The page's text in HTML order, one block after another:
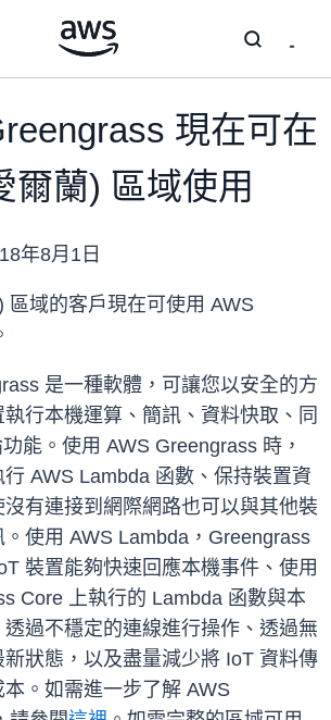
現在可在
爾蘭) 區域使用
年8月1日
區域的客戶現在可使用 AWS
是一種軟體，可讓您以安全的方
行本機運算、簡訊、資料快取、同
能。使用 AWS Greengrass 時，
AWS Lambda 函數、保持裝置資
有連接到網際網路也可以與其他裝
使用 AWS Lambda，Greengrass
裝置能夠快速回應本機事件、使用
Core 上執行的 Lambda 函數與本
過不穩定的連線進行操作、透過無
狀態，以及盡量減少將 IoT 資料傳
。如需進一步了解 AWS